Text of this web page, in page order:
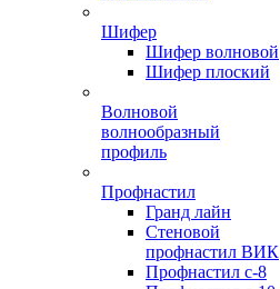
Шифер
Шифер волновой
Шифер плоский
Волновой
волнообразный
профиль
Профнастил
Гранд лайн
Стеновой
профнастил ВИК
Профнастил с-8